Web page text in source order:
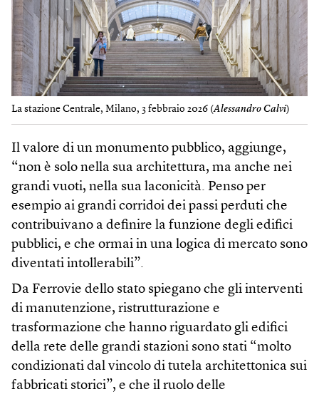
La stazione Centrale, Milano, 3 febbraio 2026 (Alessandro Calvi)
Il valore di un monumento pubblico, aggiunge,
“non è solo nella sua architettura, ma anche nei
grandi vuoti, nella sua laconicità. Penso per
esempio ai grandi corridoi dei passi perduti che
contribuivano a definire la funzione degli edifici
pubblici, e che ormai in una logica di mercato sono
diventati intollerabili”.
Da Ferrovie dello stato spiegano che gli interventi
di manutenzione, ristrutturazione e
trasformazione che hanno riguardato gli edifici
della rete delle grandi stazioni sono stati “molto
condizionati dal vincolo di tutela architettonica sui
fabbricati storici”, e che il ruolo delle